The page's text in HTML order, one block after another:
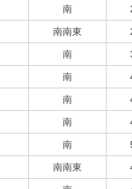
南
南南東
南
南
南
南
南
南南東